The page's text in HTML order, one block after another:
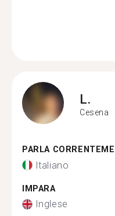
L.
Cesena
PARLA
Italiano
IMPARA
Inglese